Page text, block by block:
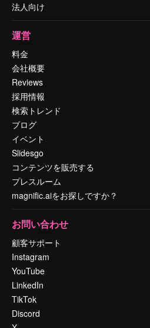
法人向け
運営
料金
会社概要
Reviews
採用情報
検索トレンド
ブログ
イベント
Slidesgo
コンテンツを販売する
プレスルーム
magnific.aiをお探しですか？
お問い合わせ
顧客サポート
Instagram
YouTube
LinkedIn
TikTok
Discord